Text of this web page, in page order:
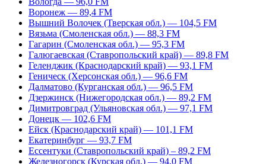
Воронеж — 89,4 FM
Вышний Волочек (Тверская обл.) — 104,5 FM
Вязьма (Смоленская обл.) — 88,3 FM
Гагарин (Смоленская обл.) — 95,3 FM
Галюгаевская (Ставропольский край) — 89,8 FM
Геленджик (Краснодарский край) — 93,1 FM
Геническ (Херсонская обл.) — 96,6 FM
Далматово (Курганская обл.) — 96,5 FM
Дзержинск (Нижегородская обл.) — 89,2 FM
Димитровград (Ульяновская обл.) — 97,1 FM
Донецк — 102,6 FM
Ейск (Краснодарский край) — 101,1 FM
Екатеринбург — 93,7 FM
Ессентуки (Ставропольский край) – 89,2 FM
Железногорск (Курская обл.) — 94,0 FM